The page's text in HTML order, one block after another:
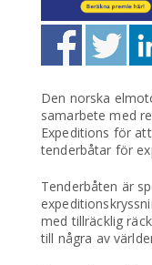
Den norska
samarbete med
Expeditions för
tenderbåtar för
Tenderbåten är
med tillräcklig
till några av